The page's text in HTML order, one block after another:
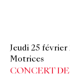
Jeudi 25 février
Motrices
CONCERT